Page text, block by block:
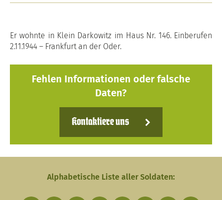
Er wohnte in Klein Darkowitz im Haus Nr. 146. Einberufen
2.11.1944 – Frankfurt an der Oder.
Fehlen Informationen oder falsche
Daten?
Kontaktiere uns
Alphabetische Liste aller Soldaten: